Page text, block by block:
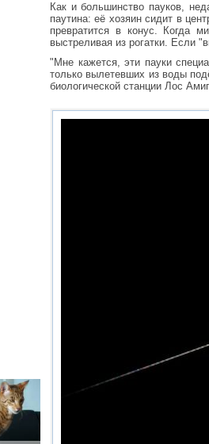
Как и большинство пауков,
паутина: её хозяин сидит в
превратится в конус. Когда
выстреливая из рогатки. Если
"Мне кажется, эти пауки
только вылетевших из воды
биологической станции Лос